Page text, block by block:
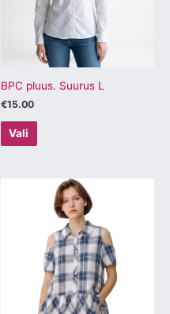
BPC pluus. Suurus L
€15.00
Vali
Valikuid
saab
teha
tootelehel.
Sellel
tootel
mitu
varianti.
Valikuid
saab